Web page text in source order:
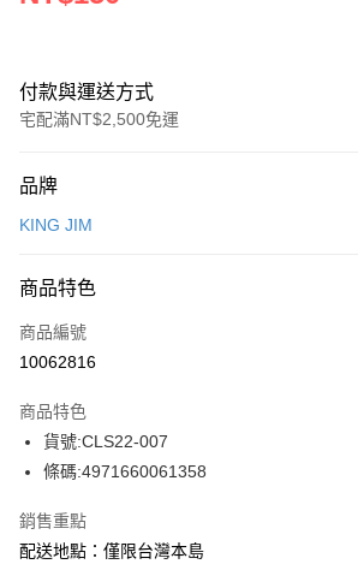
付款與運送方式
宅配滿NT$2,500免運
信用卡一次付款
街口支付
悠遊付
運送方式
下單前請先詢問庫存
每筆NT$130，滿NT$2,500(含以上)免運費
品牌
KING JIM
商品特色
商品編號
10062816
商品特色
貨號:CLS22-007
條碼:4971660061358
銷售重點
配送地點：僅限台灣本島